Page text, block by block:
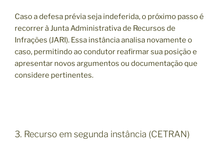
Caso a defesa prévia seja indeferida, o próximo passo é
recorrer à Junta Administrativa de Recursos de
Infrações (JARI). Essa instância analisa novamente o
caso, permitindo ao condutor reafirmar sua posição e
apresentar novos argumentos ou documentação que
considere pertinentes.
3. Recurso em segunda instância (CETRAN)